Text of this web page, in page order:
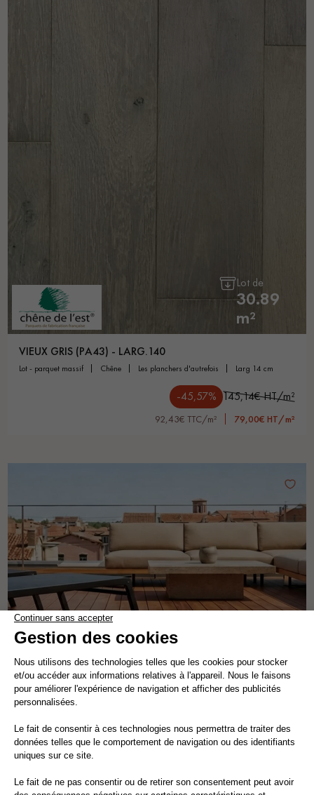
Lot de
30.89
m²
VIEUX GRIS (PA43) - LARG.140
lot - parquet massif chêne les planchers d'autrefois larg 14 cm
-45,57% 145,14€ HT/m²
92,43€ TTC/m² 79,00€ HT/m²